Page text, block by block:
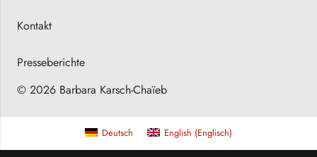
Kontakt
Presseberichte
© 2026 Barbara Karsch-Chaïeb
Deutsch English (Englisch)